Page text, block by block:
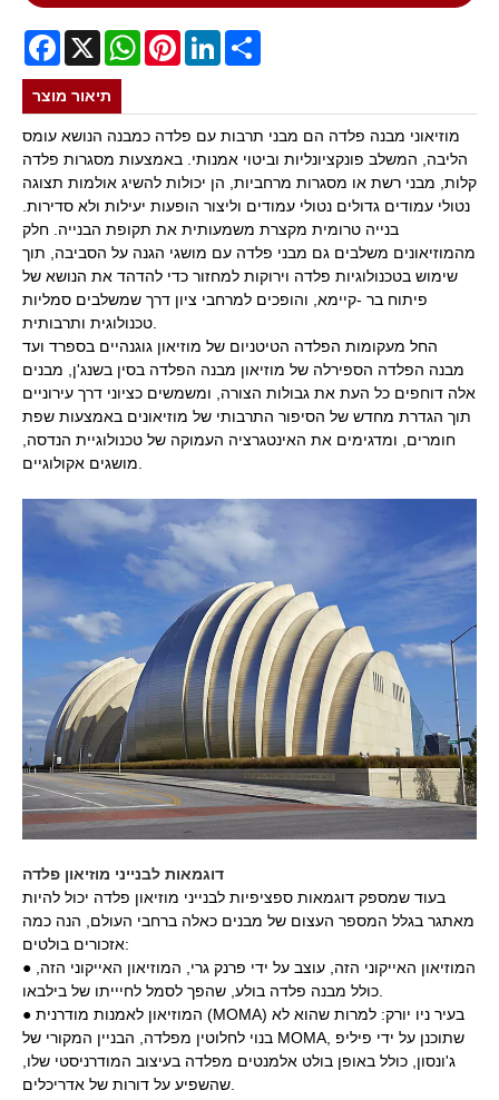
Facebook
X WhatsAppPinterestLinkedIn
תיאור מוצר
מוזיאוני מבנה פלדה הם מבני תרבות עם פלדה כמבנה הנושא עומס
הליבה, המשלב פונקציונליות וביטוי אמנותי. באמצעות מסגרות פלדה
קלות, מבני רשת או מסגרות מרחביות, הן יכולות להשיג אולמות תצוגה
נטולי עמודים גדולים נטולי עמודים וליצור הופעות יעילות ולא סדירות.
בנייה טרומית מקצרת משמעותית את תקופת הבנייה. חלק
מהמוזיאונים משלבים גם מבני פלדה עם מושגי הגנה על הסביבה, תוך
שימוש בטכנולוגיות פלדה וירוקות למחזור כדי להדהד את הנושא של
פיתוח בר -קיימא, והופכים למרחבי ציון דרך שמשלבים סמליות
החל מעקומות הפלדה הטיטניום של מוזיאון גוגנהיים בספרד ועד
מבנה הפלדה הספירלה של מוזיאון מבנה הפלדה בסין בשנג'ן, מבנים
אלה דוחפים כל העת את גבולות הצורה, ומשמשים כציוני דרך עירוניים
תוך הגדרת מחדש של הסיפור התרבותי של מוזיאונים באמצעות שפת
חומרים, ומדגימים את האינטגרציה העמוקה של טכנולוגיית הנדסה,
דוגמאות לבנייני מוזיאון פלדה
בעוד שמספק דוגמאות ספציפיות לבנייני מוזיאון פלדה יכול להיות
מאתגר בגלל המספר העצום של מבנים כאלה ברחבי העולם, הנה כמה
אזכורים בולטים:
● המוזיאון האייקוני הזה, עוצב על ידי פרנק גרי, המוזיאון האייקוני הזה,
● המוזיאון לאמנות מודרנית (MOMA) בעיר ניו יורק: למרות שהוא לא
בנוי לחלוטין מפלדה, הבניין המקורי של MOMA, שתוכנן על ידי פיליפ
ג'ונסון, כולל באופן בולט אלמנטים מפלדה בעיצוב המודרניסטי שלו,